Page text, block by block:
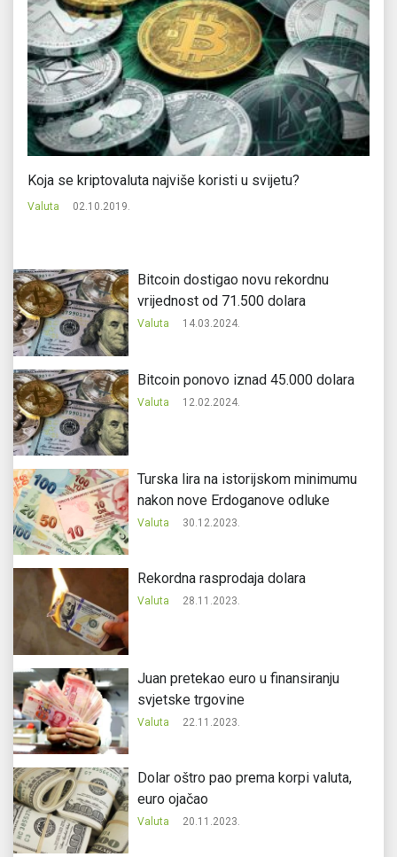
Koja se kriptovaluta najviše koristi u svijetu?
Valuta 02.10.2019.
Bitcoin dostigao novu rekordnu
vrijednost od 71.500 dolara
Valuta 14.03.2024.
Bitcoin ponovo iznad 45.000 dolara
Valuta 12.02.2024.
Turska lira na istorijskom minimumu
nakon nove Erdoganove odluke
Valuta 30.12.2023.
Rekordna rasprodaja dolara
Valuta 28.11.2023.
Juan pretekao euro u finansiranju
svjetske trgovine
Valuta 22.11.2023.
Dolar oštro pao prema korpi valuta,
euro ojačao
Valuta 20.11.2023.